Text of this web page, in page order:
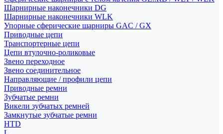
Шарнирные наконечники DG
Шарнирные наконечники WLK
Упорные сферические шарниры GAC / GX
Приводные цепи
Транспортерные цепи
Цепи втулочно-роликовые
Звено переходное
Звено соединительное
Направляющие / профили цепи
Приводные ремни
Зубчатые ремни
Викели зубчатых ремней
Замкнутые зубчатые ремни
HTD